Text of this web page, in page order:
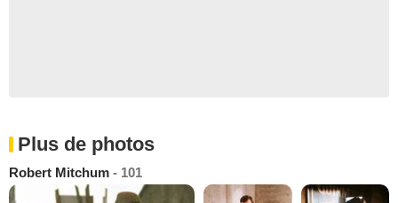
Plus de photos
Robert Mitchum - 101